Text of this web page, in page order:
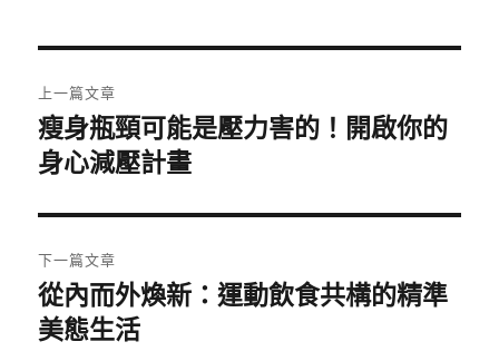
章
導
覽
上一篇文章
上
一
文
章:
瘦身瓶頸可能是壓力害的！開啟你的
身心減壓計畫
下一篇文章
下
一
從內而外煥新：運動飲食共構的精準
美態生活